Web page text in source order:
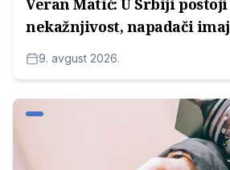
Veran Matić: U Srbiji
nekažnjivost, napadači
zaštitu
9. avgust 2026.